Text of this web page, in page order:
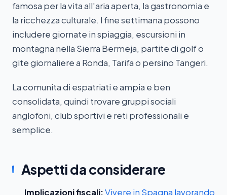
famosa per la vita all'aria aperta, la gastronomia e
la ricchezza culturale. I fine settimana possono
includere giornate in spiaggia, escursioni in
montagna nella Sierra Bermeja, partite di golf o
gite giornaliere a Ronda, Tarifa o persino Tangeri.
La comunita di espatriati e ampia e ben
consolidata, quindi trovare gruppi sociali
anglofoni, club sportivi e reti professionali e
semplice.
Aspetti da considerare
Implicazioni fiscali:Vivere in Spagna lavorando